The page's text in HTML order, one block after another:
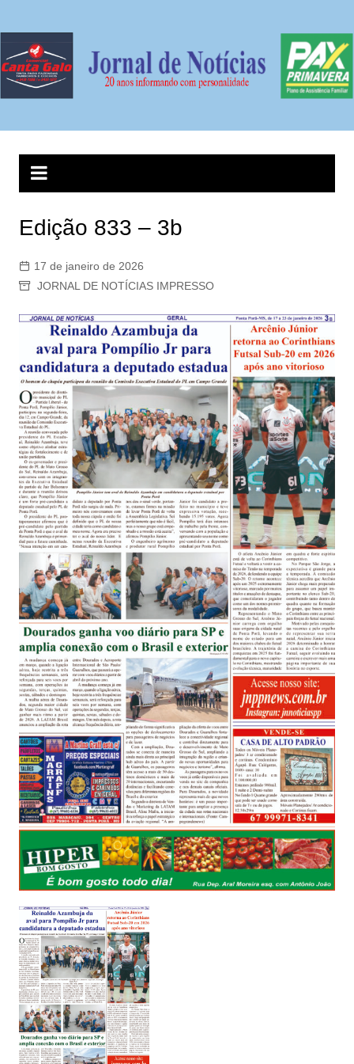
conteúdo
Edição 833 – 3b
17 de janeiro de 2026
JORNAL DE NOTÍCIAS IMPRESSO